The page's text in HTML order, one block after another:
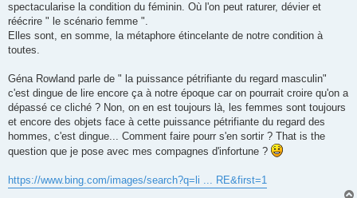
spectacularise la condition du féminin. Où l'on peut raturer, dévier et
réécrire " le scénario femme ".
Elles sont, en somme, la métaphore étincelante de notre condition à
toutes.
Géna Rowland parle de " la puissance pétrifiante du regard masculin"
c'est dingue de lire encore ça à notre époque car on pourrait croire qu'on a
dépassé ce cliché ? Non, on en est toujours là, les femmes sont toujours
et encore des objets face à cette puissance pétrifiante du regard des
hommes, c'est dingue... Comment faire pourr s'en sortir ? That is the
question que je pose avec mes compagnes d'infortune ?
https://www.bing.com/images/search?q=li ... RE&first=1